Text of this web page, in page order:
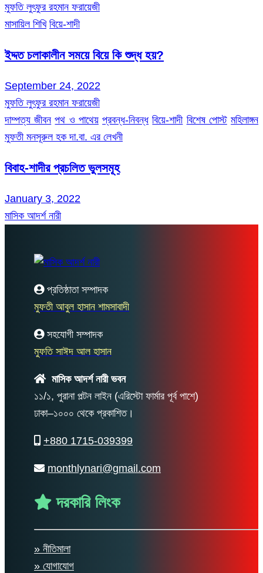
মুফতি লুৎফুর রহমান ফরায়েজী
মাসায়িল শিখি বিয়ে-শাদী
ইদ্দত চলাকালীন সময়ে বিয়ে কি শুদ্ধ হয়?
September 24, 2022
মুফতি লুৎফুর রহমান ফরায়েজী
দাম্পত্য জীবন পথ ও পাথেয় প্রবন্ধ-নিবন্ধ বিয়ে-শাদী বিশেষ পোস্ট মহিলাঙ্গন
মুফতী মনসূরুল হক দা.বা. এর লেখনী
বিবাহ-শাদীর প্রচলিত ভুলসমূহ
January 3, 2022
মাসিক আদর্শ নারী
প্রতিষ্ঠাতা সম্পাদক
মুফতী আবুল হাসান শামসাবাদী
সহযোগী সম্পাদক
মুফতি সাঈদ আল হাসান
মাসিক আদর্শ নারী ভবন
১১/১, পুরানা পল্টন লাইন (এরিস্টো ফার্মার পূর্ব পাশে)
ঢাকা–১০০০ থেকে প্রকাশিত।
+880 1715-039399
monthlynari@gmail.com
দরকারি লিংক
» নীতিমালা
» যোগাযোগ